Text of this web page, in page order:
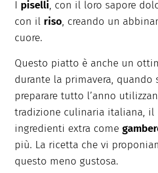
I piselli, con il loro sapore
con il riso, creando un
cuore.
Questo piatto è anche un
durante la primavera,
preparare tutto l’anno
tradizione culinaria italiana,
ingredienti extra come
più. La ricetta che vi
questo meno gustosa.